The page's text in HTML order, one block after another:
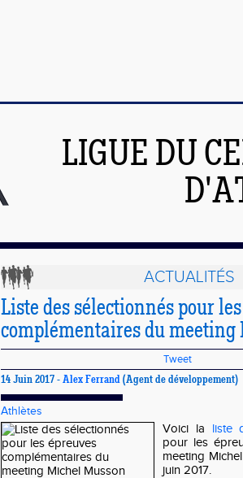
LIGUE DU
ACTUALITÉS
Liste des sélectionnés pour
complémentaires du
Tweet
14 Juin 2017 - Alex Ferrand (Agent de développement)
Athlètes
Voici la liste
pour les
meeting
juin 2017.